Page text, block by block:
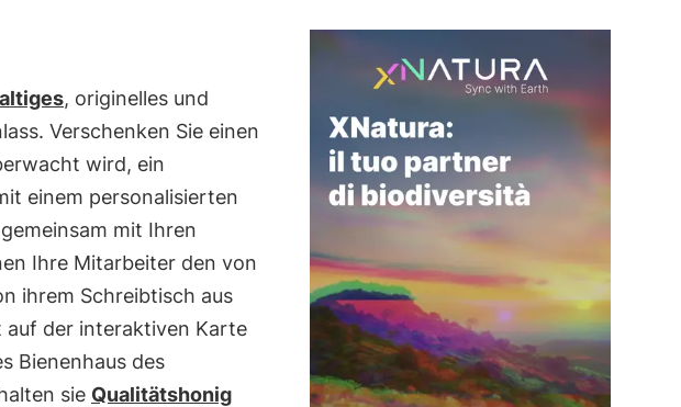
, originelles und
Verschenken Sie einen
wird, ein
einem personalisierten
mit Ihren
Ihre Mitarbeiter den von
ihrem Schreibtisch aus
auf der interaktiven Karte
Bienenhaus des
sie Qualitätshonig